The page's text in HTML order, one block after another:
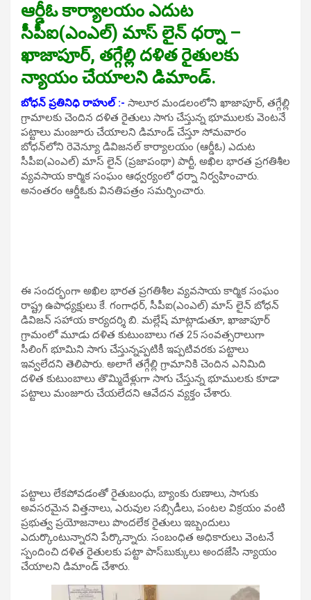
ఆర్డీఓ కార్యాలయం ఎదుట
సీపీఐ(ఎంఎల్) మాస్ లైన్ ధర్నా –
ఖాజాపూర్, తగ్గేల్లి దళిత రైతులకు
న్యాయం చేయాలని డిమాండ్.
బోధన్ ప్రతినిధి రాహుల్ :- సాలూర మండలంలోని ఖాజాపూర్, తగ్గేల్లి
గ్రామాలకు చెందిన దళిత రైతులు సాగు చేస్తున్న భూములకు వెంటనే
పట్టాలు మంజూరు చేయాలని డిమాండ్ చేస్తూ సోమవారం
బోధన్‌లోని రెవెన్యూ డివిజనల్ కార్యాలయం (ఆర్డీఓ) ఎదుట
సీపీఐ(ఎంఎల్) మాస్ లైన్ (ప్రజాపంథా) పార్టీ, అఖిల భారత ప్రగతిశీల
వ్యవసాయ కార్మిక సంఘం ఆధ్వర్యంలో ధర్నా నిర్వహించారు.
అనంతరం ఆర్డీఓకు వినతిపత్రం సమర్పించారు.
ఈ సందర్భంగా అఖిల భారత ప్రగతిశీల వ్యవసాయ కార్మిక సంఘం
రాష్ట్ర ఉపాధ్యక్షులు కే. గంగాధర్, సీపీఐ(ఎంఎల్) మాస్ లైన్ బోధన్
డివిజన్ సహాయ కార్యదర్శి బి. మల్లేష్ మాట్లాడుతూ, ఖాజాపూర్
గ్రామంలో మూడు దళిత కుటుంబాలు గత 25 సంవత్సరాలుగా
సీలింగ్ భూమిని సాగు చేస్తున్నప్పటికీ ఇప్పటివరకు పట్టాలు
ఇవ్వలేదని తెలిపారు. అలాగే తగ్గేల్లి గ్రామానికి చెందిన ఎనిమిది
దళిత కుటుంబాలు తొమ్మిదేళ్లుగా సాగు చేస్తున్న భూములకు కూడా
పట్టాలు మంజూరు చేయలేదని ఆవేదన వ్యక్తం చేశారు.
పట్టాలు లేకపోవడంతో రైతుబంధు, బ్యాంకు రుణాలు, సాగుకు
అవసరమైన విత్తనాలు, ఎరువుల సబ్సిడీలు, పంటల విక్రయం వంటి
ప్రభుత్వ ప్రయోజనాలు పొందలేక రైతులు ఇబ్బందులు
ఎదుర్కొంటున్నారని పేర్కొన్నారు. సంబంధిత అధికారులు వెంటనే
స్పందించి దళిత రైతులకు పట్టా పాస్‌బుక్కులు అందజేసి న్యాయం
చేయాలని డిమాండ్ చేశారు.